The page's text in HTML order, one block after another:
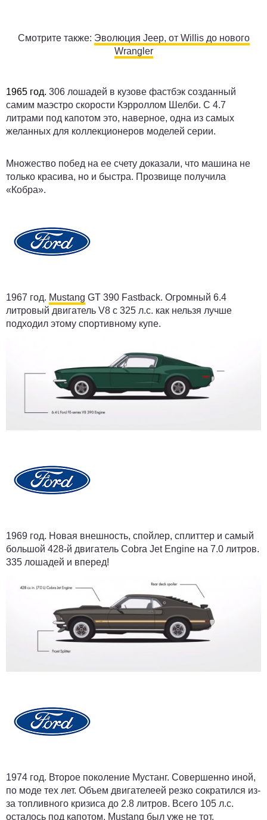
Смотрите также: Эволюция Jeep, от Willis до нового
Wrangler
1965 год. 306 лошадей в кузове фастбэк созданный
самим маэстро скорости Кэрроллом Шелби. С 4.7
литрами под капотом это, наверное, одна из самых
желанных для коллекционеров моделей серии.
Множество побед на ее счету доказали, что машина не
только красива, но и быстра. Прозвище получила
«Кобра».
1967 год. Mustang GT 390 Fastback. Огромный 6.4
литровый двигатель V8 с 325 л.с. как нельзя лучше
подходил этому спортивному купе.
1969 год. Новая внешность, спойлер, сплиттер и самый
большой 428-й двигатель Cobra Jet Engine на 7.0 литров.
335 лошадей и вперед!
1974 год. Второе поколение Мустанг. Совершенно иной,
по моде тех лет. Объем двигателеей резко сократился из-
за топливного кризиса до 2.8 литров. Всего 105 л.с.
осталось под капотом. Mustang был уже не тот.